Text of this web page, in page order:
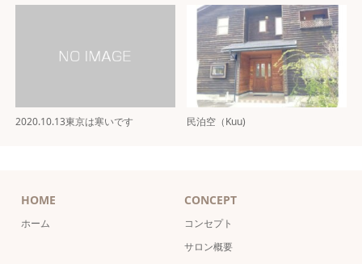
2020.10.13東京は寒いです 民泊空（Kuu)
HOME
ホーム
CONCEPT
コンセプト
サロン概要